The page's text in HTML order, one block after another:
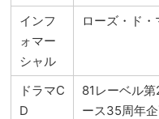
インフ
ォマー
シャル
ローズ・ド・
ドラマC
D
81レーベル第
ース35周年